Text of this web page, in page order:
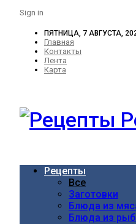
Sign in
ПЯТНИЦА, 7 АВГУСТА,
Главная
Контакты
Лента
Карта
Рецепты
Все
Заготовки
Блюда из
Блюда из